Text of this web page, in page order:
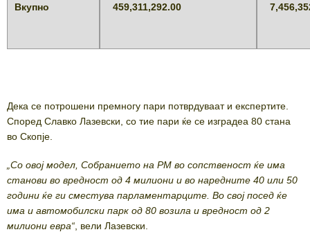
Вкупно 459,311,292.00
Дека се потрошени премногу пари потврдуваат и експертите.
Според Славко Лазевски, со тие пари ќе се изградеа 80 стана
во Скопје.
„Со овој модел, Собранието на РМ во сопственост ќе има
станови во вредност од 4 милиони и во наредните 40 или 50
години ќе ги сместува парламентарците. Во свој посед ќе
има и автомобилски парк од 80 возила и вредност од 2
милиони евра“ , вели Лазевски.